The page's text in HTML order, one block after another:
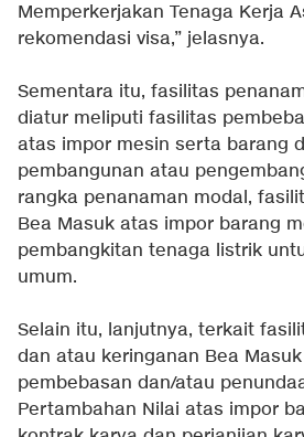
Memperkerjakan Tenaga Kerja
rekomendasi visa,” jelasnya.
Sementara itu, fasilitas
diatur meliputi fasilitas
atas impor mesin serta barang
pembangunan atau
rangka penanaman modal,
Bea Masuk atas impor barang
pembangkitan tenaga listrik
umum.
Selain itu, lanjutnya, terkait
dan atau keringanan Bea
pembebasan dan/atau
Pertambahan Nilai atas impor